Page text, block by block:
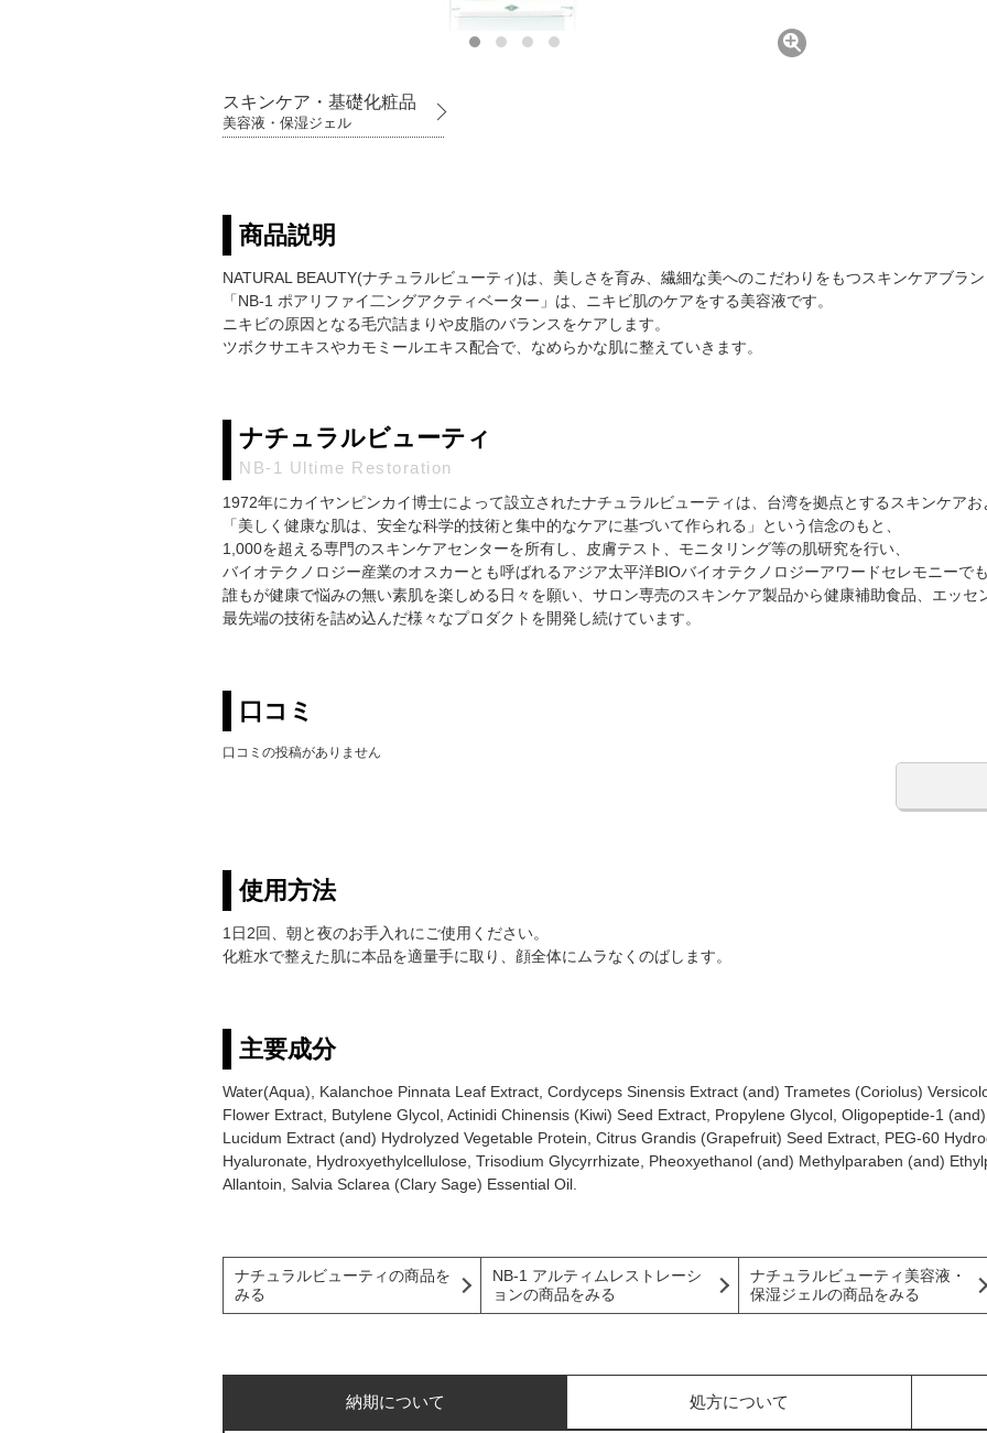
スキンケア・基礎化粧品
美容液・保湿ジェル
商品説明
NATURAL BEAUTY(ナチュラルビューティ)は、美しさを育み、繊細な美へのこだわりをもつスキンケアブラン
「NB-1 ポアリファイ二ングアクティベーター」は、ニキビ肌のケアをする美容液です。
ニキビの原因となる毛穴詰まりや皮脂のバランスをケアします。
ツボクサエキスやカモミールエキス配合で、なめらかな肌に整えていきます。
ナチュラルビューティ
NB-1 Ultime Restoration
1972年にカイヤンピンカイ博士によって設立されたナチュラルビューティは、台湾を拠点とするスキンケアお
「美しく健康な肌は、安全な科学的技術と集中的なケアに基づいて作られる」という信念のもと、
1,000を超える専門のスキンケアセンターを所有し、皮膚テスト、モニタリング等の肌研究を行い、
バイオテクノロジー産業のオスカーとも呼ばれるアジア太平洋BIOバイオテクノロジーアワードセレモニーで
誰もが健康で悩みの無い素肌を楽しめる日々を願い、サロン専売のスキンケア製品から健康補助食品、エッセ
最先端の技術を詰め込んだ様々なプロダクトを開発し続けています。
口コミ
口コミの投稿がありません
使用方法
1日2回、朝と夜のお手入れにご使用ください。
化粧水で整えた肌に本品を適量手に取り、顔全体にムラなくのばします。
主要成分
Water(Aqua), Kalanchoe Pinnata Leaf Extract, Cordyceps Sinensis Extract (and) Trametes (Coriolus)
Flower Extract, Butylene Glycol, Actinidi Chinensis (Kiwi) Seed Extract, Propylene Glycol, Oligopeptide-1
Lucidum Extract (and) Hydrolyzed Vegetable Protein, Citrus Grandis (Grapefruit) Seed Extract, PEG-60
Hyaluronate, Hydroxyethylcellulose, Trisodium Glycyrrhizate, Pheoxyethanol (and) Methylparaben (and)
Allantoin, Salvia Sclarea (Clary Sage) Essential Oil.
ナチュラルビューティの商品を
みる
NB-1 アルティムレストレーシ
ョンの商品をみる
ナチュラルビューティ美容液・
保湿ジェルの商品をみる
納期について 処方について